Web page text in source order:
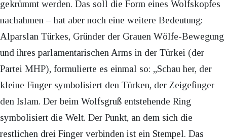
gekrümmt werden. Das soll die Form eines Wolfskopfes
nachahmen – hat aber noch eine weitere Bedeutung:
Alparslan Türkes, Gründer der Grauen Wölfe-Bewegung
und ihres parlamentarischen Arms in der Türkei (der
Partei MHP), formulierte es einmal so: „Schau her, der
kleine Finger symbolisiert den Türken, der Zeigefinger
den Islam. Der beim Wolfsgruß entstehende Ring
symbolisiert die Welt. Der Punkt, an dem sich die
restlichen drei Finger verbinden ist ein Stempel. Das